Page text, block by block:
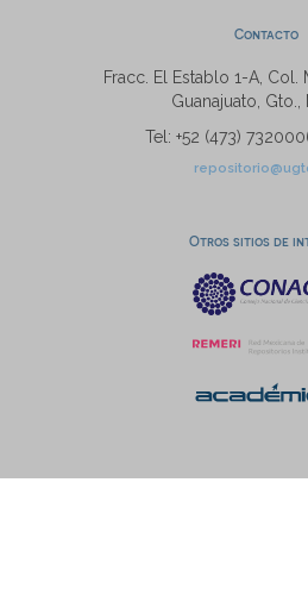
Contacto
Fracc. El Establo 1-A, Col.
Guanajuato, Gto.,
Tel: +52 (473)
Otros sitios de